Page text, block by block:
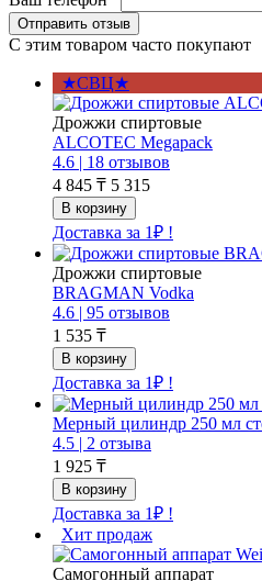
С этим товаром часто покупают
★СВЦ★
Дрожжи спиртовые
ALCOTEC Megapack
4.6 | 18 отзывов
4 845 ₸ 5 315
Доставка за 1₽ !
Дрожжи спиртовые
BRAGMAN Vodka
4.6 | 95 отзывов
1 535 ₸
Доставка за 1₽ !
Мерный цилиндр 250 мл
4.5 | 2 отзыва
1 925 ₸
Доставка за 1₽ !
Хит продаж
Самогонный аппарат